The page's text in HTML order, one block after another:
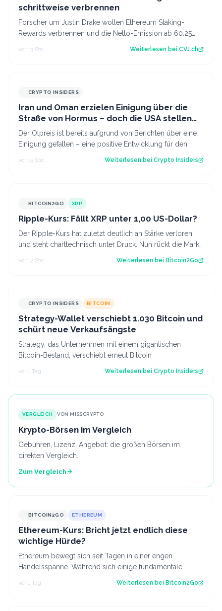
schrittweise verbrennen
Forscher um Justin Drake wollen Ethereum Staking-
Rewards verbrennen und die Netto-Emission ab 60.25
vor 13 Std. Weiterlesen bei CVJ.ch
CRYPTO INSIDERS
Iran und Oman erzielen Einigung über die
Straße von Hormus – doch die USA stellen
sich quer
Der Ölpreis ist bereits aufgrund von Berichten über eine
Einigung gefallen – eine positive Entwicklung für den
vor 15 Std. Weiterlesen bei Crypto Insiders
BITCOIN2GO XRP
Ripple-Kurs: Fällt XRP unter 1,00 US-Dollar?
Der Ripple-Kurs hat zuletzt deutlich an Stärke verloren
und steht charttechnisch unter Druck. Nun rückt die Marke
vor 17 Std. Weiterlesen bei Bitcoin2Go
CRYPTO INSIDERS BITCOIN
Strategy-Wallet verschiebt 1.030 Bitcoin und
schürt neue Verkaufsängste
Strategy, das Unternehmen mit einem gigantischen
Bitcoin-Bestand, verschiebt erneut Bitcoin
vor 1 Tag Weiterlesen bei Crypto Insiders
VERGLEICH VON MISSCRYPTO
Krypto-Börsen im Vergleich
Gebühren, Lizenz, Angebot: die großen Börsen im
direkten Vergleich.
Zum Vergleich
BITCOIN2GO ETHEREUM
Ethereum-Kurs: Bricht jetzt endlich diese
wichtige Hürde?
Ethereum bewegt sich seit Tagen in einer engen
Handelsspanne. Während sich einige fundamentale
vor 1 Tag Weiterlesen bei Bitcoin2Go